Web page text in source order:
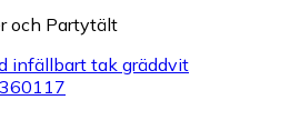
och Partytält
infällbart tak gräddvit